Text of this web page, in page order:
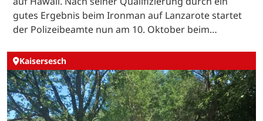
gutes Ergebnis beim Ironman auf Lanzarote startet
der Polizeibeamte nun am 10. Oktober beim…
Kaisersesch